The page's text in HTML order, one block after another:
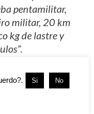
pentamilitar,
militar, 20 km
kg de lastre y
del estado de
Si No